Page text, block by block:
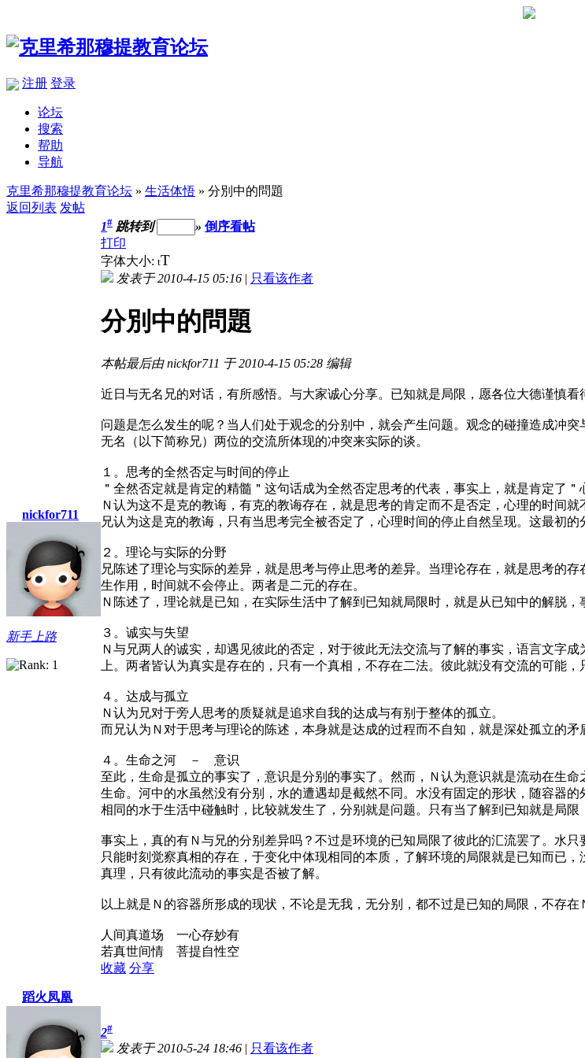
注册 登录
论坛
搜索
帮助
导航
克里希那穆提教育论坛 » 生活体悟 » 分別中的問題
返回列表 发帖
nickfor711
新手上路
1# 跳转到 » 倒序看帖
打印
字体大小: tT
发表于 2010-4-15 05:16 | 只看该作者
分別中的問題
本帖最后由 nickfor711 于 2010-4-15 05:28 编辑
近日与无名兄的对话，有所感悟。与大家诚心分享。已知就是局限，愿各位大德谨慎看
问题是怎么发生的呢？当人们处于观念的分别中，就会产生问题。观念的碰撞造成冲
无名（以下简称兄）两位的交流所体现的冲突来实际的谈。
１。思考的全然否定与时间的停止
＂全然否定就是肯定的精髓＂这句话成为全然否定思考的代表，事实上，就是肯定了＂
Ｎ认为这不是克的教诲，有克的教诲存在，就是思考的肯定而不是否定，心理的时间就
兄认为这是克的教诲，只有当思考完全被否定了，心理时间的停止自然呈现。这最初的
２。理论与实际的分野
兄陈述了理论与实际的差异，就是思考与停止思考的差异。当理论存在，就是思考的
生作用，时间就不会停止。两者是二元的存在。
Ｎ陈述了，理论就是已知，在实际生活中了解到已知就局限时，就是从已知中的解脱
３。诚实与失望
Ｎ与兄两人的诚实，却遇见彼此的否定，对于彼此无法交流与了解的事实，语言文字
上。两者皆认为真实是存在的，只有一个真相，不存在二法。彼此就没有交流的可能，
４。达成与孤立
Ｎ认为兄对于旁人思考的质疑就是追求自我的达成与有别于整体的孤立。
而兄认为Ｎ对于思考与理论的陈述，本身就是达成的过程而不自知，就是深处孤立的矛
４。生命之河 － 意识
至此，生命是孤立的事实了，意识是分别的事实了。然而，Ｎ认为意识就是流动在生
生命。河中的水虽然没有分别，水的遭遇却是截然不同。水没有固定的形状，随容器
相同的水于生活中碰触时，比较就发生了，分别就是问题。只有当了解到已知就是局
事实上，真的有Ｎ与兄的分别差异吗？不过是环境的已知局限了彼此的汇流罢了。水
只能时刻觉察真相的存在，于变化中体现相同的本质，了解环境的局限就是已知而已
真理，只有彼此流动的事实是否被了解。
以上就是Ｎ的容器所形成的现状，不论是无我，无分别，都不过是已知的局限，不存在
人间真道场 一心存妙有
若真世间情 菩提自性空
收藏 分享
蹈火凤凰
2#
发表于 2010-5-24 18:46 | 只看该作者